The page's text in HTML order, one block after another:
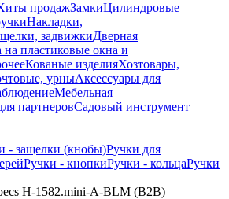
продажЗамкиЦилиндровые
Накладки,
задвижкиДверная
пластиковые окна и
Кованые изделияХозтовары,
урныАксессуары для
Мебельная
партнеровСадовый инструмент
- защелки (кнобы)Ручки для
Ручки - кнопкиРучки - кольцаРучки
H-1582.mini-A-BLM (B2B)